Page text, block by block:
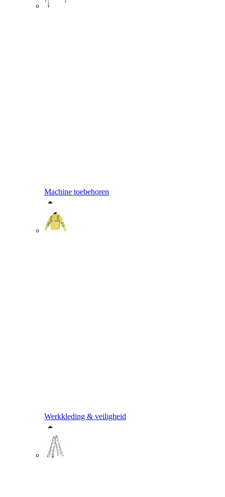
Machine toebehoren
Werkkleding & veiligheid